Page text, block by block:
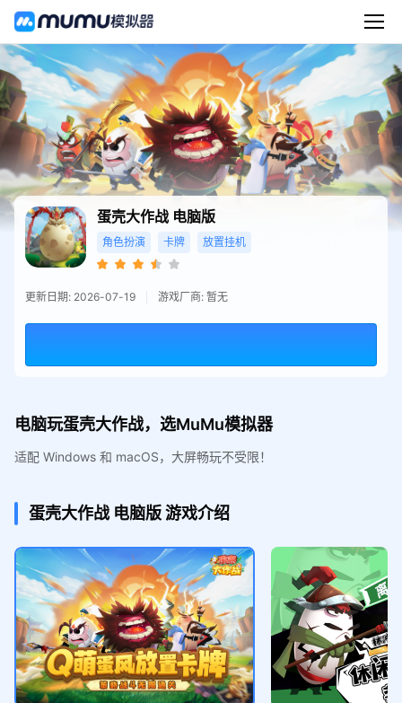
蛋壳大作战 电脑版
角色扮演 卡牌 放置挂机
更新日期: 2026-07-19 游戏厂商: 暂无
电脑玩蛋壳大作战，选MuMu模拟器
适配 Windows 和 macOS，大屏畅玩不受限！
蛋壳大作战 电脑版游戏介绍